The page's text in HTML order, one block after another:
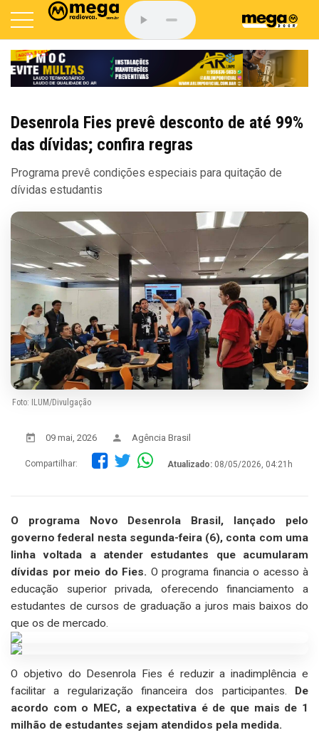
Desenrola Fies prevê desconto de até 99%
das dívidas; confira regras
Programa prevê condições especiais para quitação de
dívidas estudantis
Foto: ILUM/Divulgação
09 mai, 2026 Agência Brasil
Compartilhar: Atualizado: 08/05/2026, 04:21h
O programa Novo Desenrola Brasil, lançado pelo
governo federal nesta segunda-feira (6), conta com uma
linha voltada a atender estudantes que acumularam
dívidas por meio do Fies. O programa financia o acesso à
educação superior privada, oferecendo financiamento a
estudantes de cursos de graduação a juros mais baixos do
que os de mercado.
O objetivo do Desenrola Fies é reduzir a inadimplência e
facilitar a regularização financeira dos participantes. De
acordo com o MEC, a expectativa é de que mais de 1
milhão de estudantes sejam atendidos pela medida.